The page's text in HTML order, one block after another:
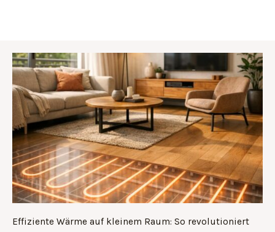
Effiziente Wärme auf kleinem Raum: So revolutioniert